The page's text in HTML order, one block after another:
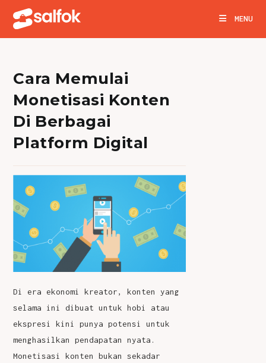
content
MENU
Cara Memulai
Monetisasi Konten
Di Berbagai
Platform Digital
Di era ekonomi kreator, konten yang
selama ini dibuat untuk hobi atau
ekspresi kini punya potensi untuk
menghasilkan pendapatan nyata.
Monetisasi konten bukan sekadar